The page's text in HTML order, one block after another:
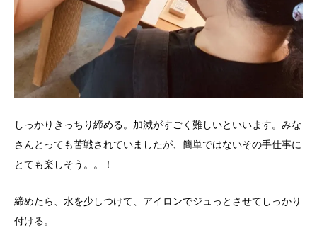
しっかりきっちり締める。加減がすごく難しいといいます。みな
さんとっても苦戦されていましたが、簡単ではないその手仕事に
とても楽しそう。。！
締めたら、水を少しつけて、アイロンでジュっとさせてしっかり
付ける。